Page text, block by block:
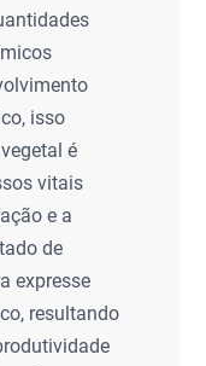
isso
é
vitais
e a
de
expresse
resultando